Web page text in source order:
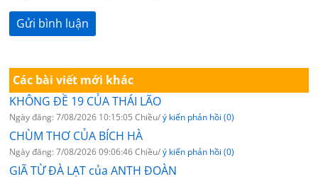
Các bài viết mới khác
KHÔNG ĐỀ 19 CỦA THÁI LÃO
Ngày đăng: 7/08/2026 10:15:05 Chiều/ý kiến phản hồi (0)
CHÙM THƠ CỦA BÍCH HÀ
Ngày đăng: 7/08/2026 09:06:46 Chiều/ý kiến phản hồi (0)
GIÃ TỪ ĐÀ LẠT của ANTH ĐOÀN